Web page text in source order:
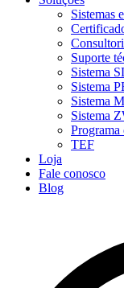
Sistemas
Suporte
Sistema
Sistema
Sistema
Sistema
Programa
TEF
Loja
Fale conosco
Blog